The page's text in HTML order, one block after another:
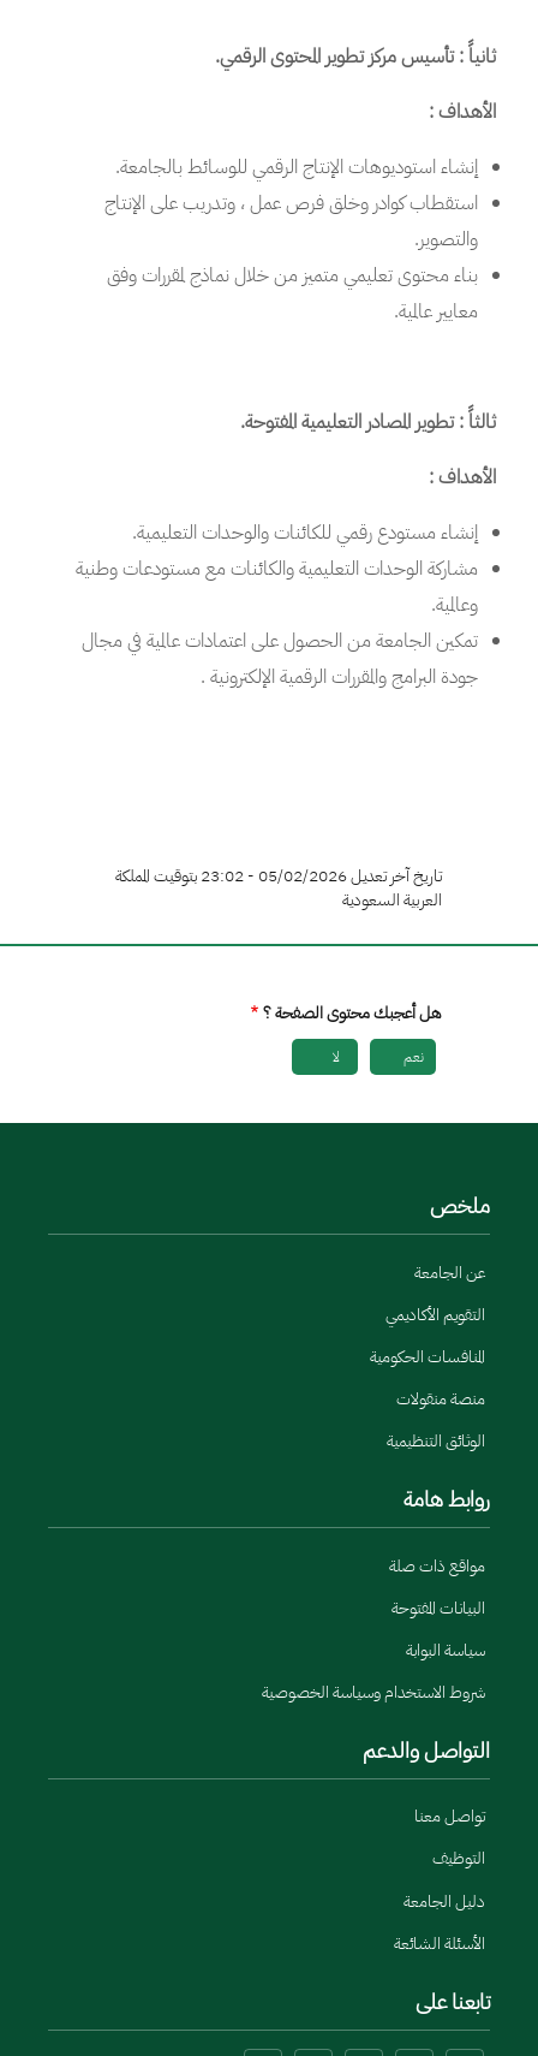
ثانياً : تأسيس مركز تطوير المحتوى الرقمي.
الأهداف :
إنشاء استوديوهات الإنتاج الرقمي للوسائط بالجامعة.
استقطاب كوادر وخلق فرص عمل ، وتدريب على الإنتاج
والتصوير.
بناء محتوى تعليمي متميز من خلال نماذج لمقررات وفق
معايير عالمية.
ثالثاً : تطوير المصادر التعليمية المفتوحة.
الأهداف :
إنشاء مستودع رقمي للكائنات والوحدات التعليمية.
مشاركة الوحدات التعليمية والكائنات مع مستودعات وطنية
وعالمية.
تمكين الجامعة من الحصول على اعتمادات عالمية في مجال
جودة البرامج والمقررات الرقمية الإلكترونية .
تاريخ آخر تعديل 05/02/2026 - 23:02 بتوقيت المملكة
العربية السعودية
هل أعجبك محتوى الصفحة ؟
نعم لا
ملخص
عن الجامعة
التقويم الأكاديمي
المنافسات الحكومية
منصة منقولات
الوثائق التنظيمية
روابط هامة
مواقع ذات صلة
البيانات المفتوحة
سياسة البوابة
شروط الاستخدام وسياسة الخصوصية
التواصل والدعم
تواصل معنا
التوظيف
دليل الجامعة
الأسئلة الشائعة
تابعنا على